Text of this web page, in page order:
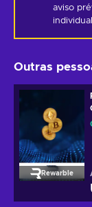
aviso
individual.
Outras
Rewarble